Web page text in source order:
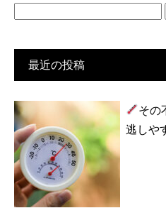
最近の投稿
その
逃しや